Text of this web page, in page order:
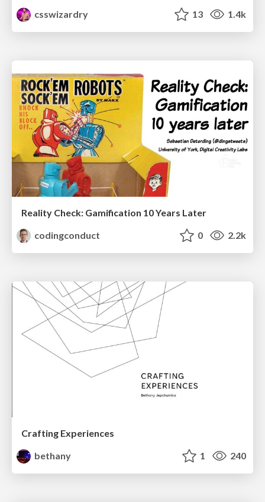
csswizardry 13 1.4k
Reality Check: Gamification 10 Years Later
codingconduct
0 2.2k
Crafting Experiences
bethany
1 240